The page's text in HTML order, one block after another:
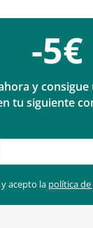
-5€
y
tu siguiente
acepto la política